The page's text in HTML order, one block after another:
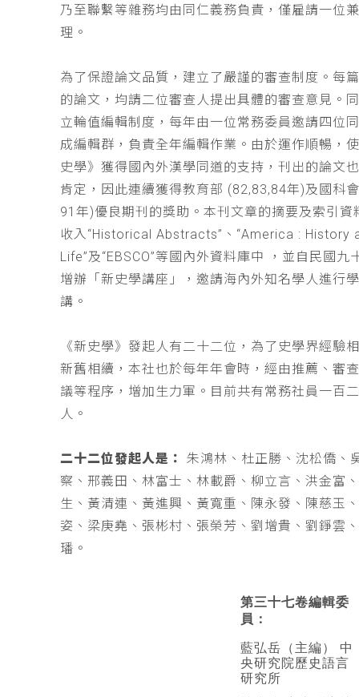
乃至聯繫等雜務均由同仁義務負責，僅雇請一位
理。
為了保證論文品質，建立了嚴謹的審查制度。每
的論文，均請二位審查人提出具體的審查意見。
立輪值編輯制度，每年由一位常務委員邀請四位
成編輯群，負責全年編輯作業。由於運作順暢，
史學》獲得國內外漢學同道的支持，刊出的論文
肯定，因此連續獲得教育部 (82,83,84年)及國科
91年)優良期刊的獎助。本刊文章的摘要及索引資
收入“Historical Abstracts”、“America : History
Life”及“EBSCO”等國內外資料庫中 ，並自民國九
增辦「新史學講座」，邀請海內外知名學人進行
講。
《新史學》發起人有二十二位，為了史學界經驗
新舊相續，本社也於每年年會時，經由推薦、審
議等程序，增加生力軍。目前共有常務社員一百
人。
二十二位發起人是：
朱鴻林、杜正勝、沈松僑、
察、邢義田、林富士、林載爵、柳立言、洪金富
生、黃清連、黃進興、黃寬重、陳永發、陳慈玉
姿、梁庚堯、張彬村、張榮芳、劉增貴、劉錚雲
璠。
第三十七卷編輯委
員：
藍弘岳（主編） 中
央研究院歷史語言
研究所